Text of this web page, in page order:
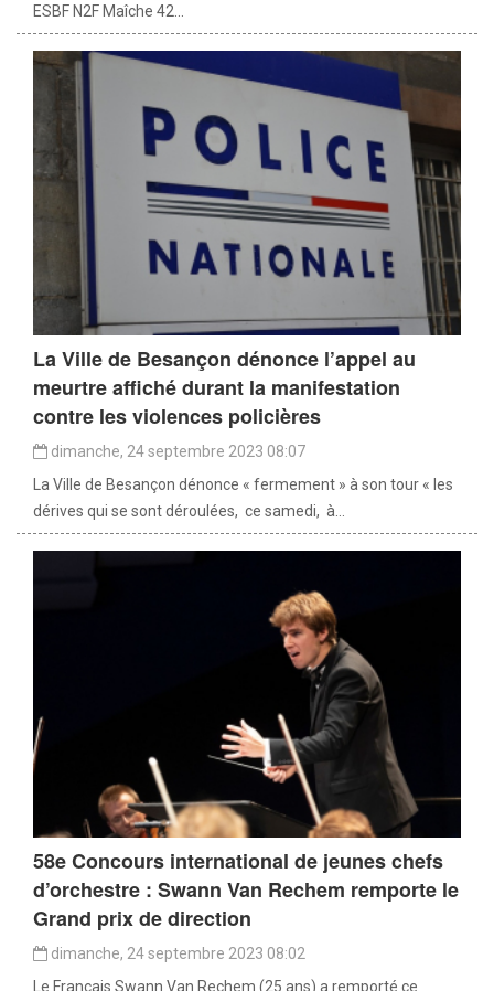
ESBF N2F Maîche 42...
La Ville de Besançon dénonce l’appel au
meurtre affiché durant la manifestation
contre les violences policières
dimanche, 24 septembre 2023 08:07
La Ville de Besançon dénonce « fermement » à son tour « les
dérives qui se sont déroulées, ce samedi, à...
58e Concours international de jeunes chefs
d’orchestre : Swann Van Rechem remporte le
Grand prix de direction
dimanche, 24 septembre 2023 08:02
Le Français Swann Van Rechem (25 ans) a remporté ce